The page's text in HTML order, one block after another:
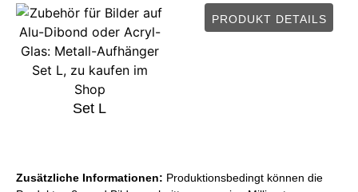
Set L
PRODUKT DETAILS
Zusätzliche Informationen: Produktionsbedingt können die